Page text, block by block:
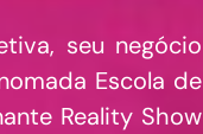
seu negócio
Escola de
Reality Show